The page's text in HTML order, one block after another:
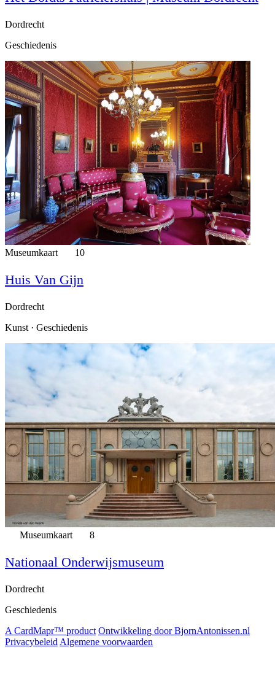
Dordrecht
Geschiedenis
Museumkaart 10
Huis Van Gijn
Dordrecht
Kunst · Geschiedenis
Museumkaart 8
Nationaal Onderwijsmuseum
Dordrecht
Geschiedenis
A CardMapr™ product Ontwikkeling door BjornAntonissen.nl
Privacybeleid Algemene voorwaarden